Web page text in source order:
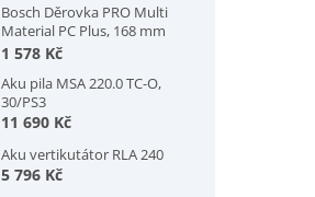
Bosch Děrovka PRO Multi
Material PC Plus, 168 mm
(2608594420)
1 578 Kč
Aku pila MSA 220.0 TC-O,
30/PS3
11 690 Kč
Aku vertikutátor RLA 240
5 796 Kč